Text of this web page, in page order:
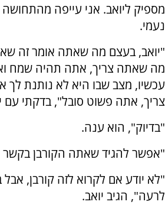
מספיק ליואב. אני עייפה
נעמי.
"יואב, בעצם מה שאתה אומר זה
מה שאתה צריך, אתה תהיה שמח
עכשיו, מצב שבו היא לא נותנת
צריך, אתה פשוט סובל", בדקתי עם
"בדיוק", הוא ענה.
"אפשר להגיד שאתה הקורבן בקשר
"לא יודע אם לקרוא לזה קורבן,
לרעה", הגיב יואב.